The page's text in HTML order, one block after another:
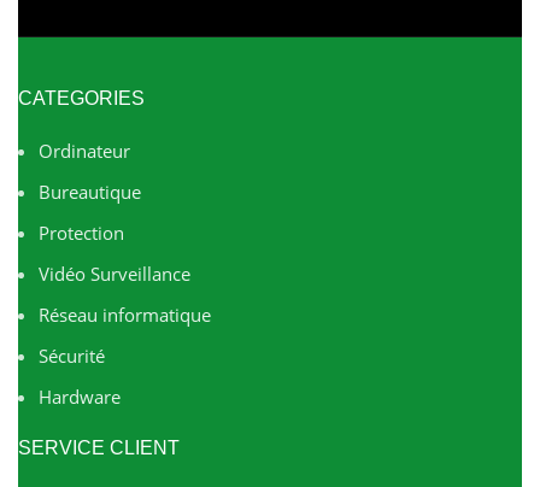
CATEGORIES
Ordinateur
Bureautique
Protection
Vidéo Surveillance
Réseau informatique
Sécurité
Hardware
SERVICE CLIENT